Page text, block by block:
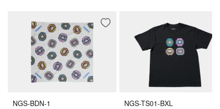
NGS-BDN-1 NGS-TS01-BXL